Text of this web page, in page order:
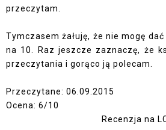
przeczytam.
Tymczasem żałuję, że nie mogę
na 10. Raz jeszcze zaznaczę, że
przeczytania i gorąco ją polecam.
Przeczytane: 06.09.2015
Ocena: 6/10
Recenzja na